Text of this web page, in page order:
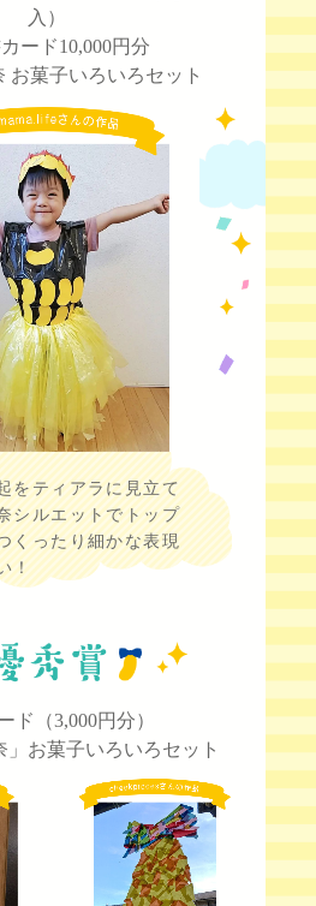
入）
ード10,000円分
お菓子いろいろセット
をティアラに見立て
シルエットでトップ
くったり細かな表現
！
ド（3,000円分）
」お菓子いろいろセット